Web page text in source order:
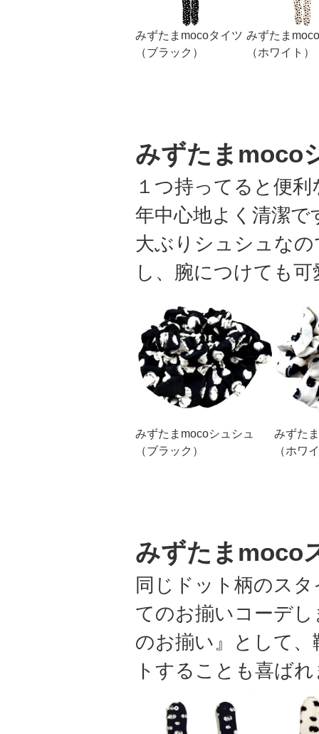
みずたまmocoタイツ
（ブラック）
みずたま
（ホワイト）
みずたまmoco
１つ持ってると便
年中心地よく清潔
大ぶりシュシュな
し、腕につけても
みずたまmocoシュシュ
（ブラック）
みずた
（ホワ
みずたまmoco
同じドット柄のス
てのお揃いコーデ
のお揃い』として
トすることも喜ば